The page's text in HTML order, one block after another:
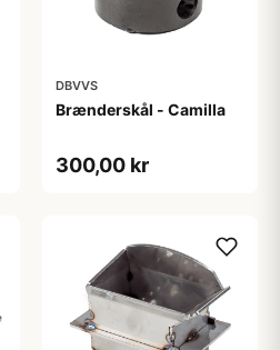
DBVVS
Brænderskål - Camilla
300,00 kr